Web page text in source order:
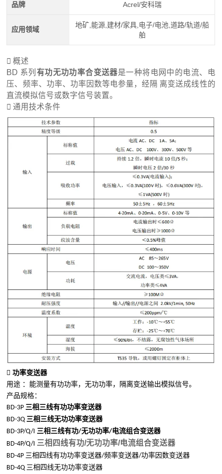
品牌 Acrel/安科瑞
应用领域
地矿,能源,建材/家具,电子/电池,道路/轨道/船
舶
概述
BD 系列 有功无功功率合变送器是一种将电网中的电流、电
压、频率、功率、功率因数等电参量，经隔 离变送成线性的
直流模拟信号或数字信号装置。
通用技术条件
功率变送器
用途 ： 能测量有功功率，无功功率，隔离变送输出模拟信号。
产品规格：
BD-3P 三相三线有功功率变送器
BD-3Q 三相三线无功功率变送器
BD-3P/Q/I 三相三线有功/无功功率/ 电流组合变送器
BD-4P/Q/I 三相四线有功/无功功率/电流组合变送器
BD-4P 三相四线有功功率变送器/频率变送器/功率因数变送器
BD-4Q 三相四线无功功率变送器